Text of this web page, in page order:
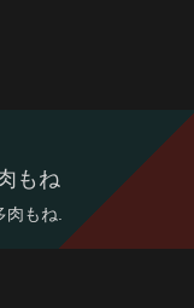
もね
肉もね.